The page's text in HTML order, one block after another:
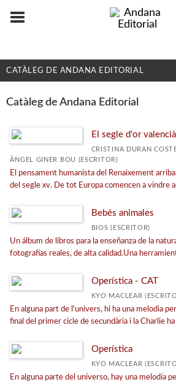
CATÀLEG DE ANDANA EDITORIAL
IDIOMES
LES NOSTRES COL·LECCIONS
Els amics dels monstres
Infantil gràfica
Juvenil gràfica
Adults gràfica
Llibres cartró
Catàleg de Andana Editorial
El segle d'or valencià
CRISTINA DURAN
ÀNGEL GINER BOU (ESCRITOR)
El pensament humanista del Renaixement
del segle xv. De tot Europa comencen a vindre
Bebés animales
BIOS (ESCRITOR)
Un álbum de libros para la enseñanza de la
fotografías reales, de alta calidad.Una
Operística - CAT
KYO MACLEAR
En alguna part de l'univers, hi ha una melodia
final del primer cicle de secundària i la Charlie
Operística
KYO MACLEAR
En alguna parte del universo, hay una melodía